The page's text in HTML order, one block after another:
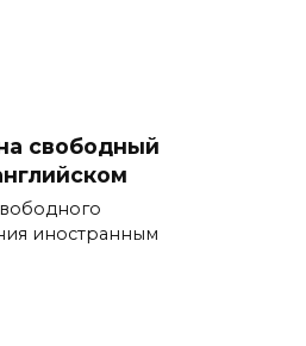
свободный
иностранным